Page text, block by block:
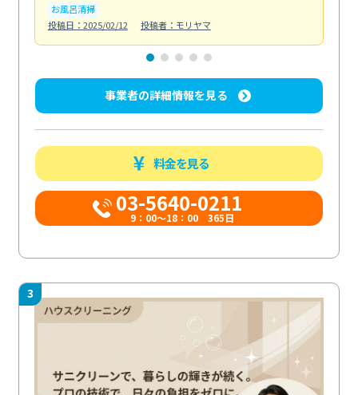
お風呂清掃
投稿日：2025/02/12
投稿者：モリヤマ
事業者の詳細情報を見る
料金を見る
03-5640-0211
9：00～18：00 365日
3